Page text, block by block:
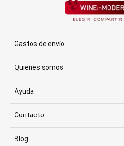
Gastos de envío
Quiénes somos
Ayuda
Contacto
Blog